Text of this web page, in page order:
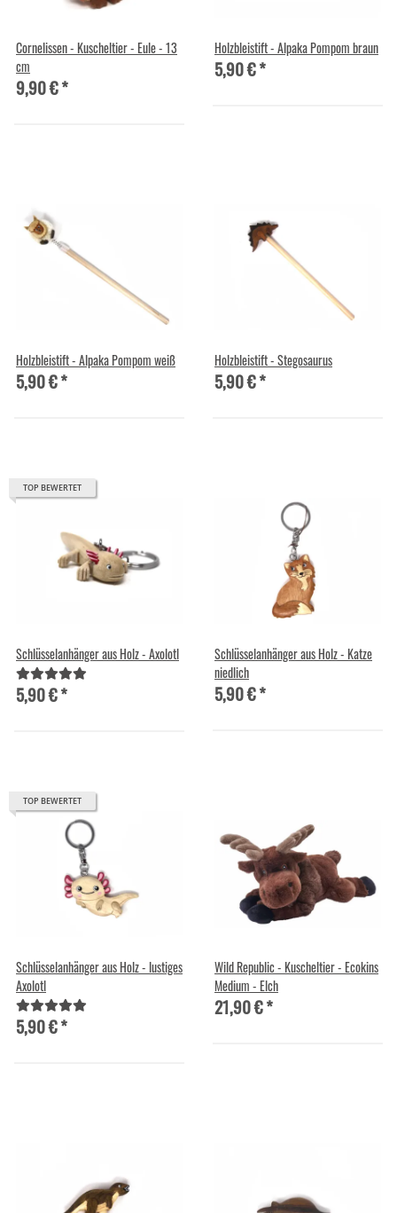
Cornelissen - Kuscheltier - Eule - 13
cm
9,90 €*
Holzbleistift - Alpaka Pompom braun
5,90 €*
Holzbleistift - Alpaka Pompom weiß
5,90 €*
Holzbleistift - Stegosaurus
5,90 €*
TOP BEWERTET
Schlüsselanhänger aus Holz - Axolotl
5,90 €*
Schlüsselanhänger aus Holz - Katze
niedlich
5,90 €*
TOP BEWERTET
Schlüsselanhänger aus Holz - lustiges
Axolotl
5,90 €*
Wild Republic - Kuscheltier - Ecokins
Medium - Elch
21,90 €*